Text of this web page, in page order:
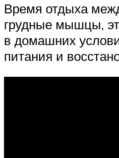
Время отдыха
грудные мышцы,
в домашних
питания и